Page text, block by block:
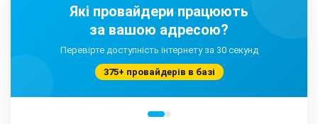
Які провайдери працюють
за вашою адресою?
Перевірте доступність інтернету за 30 секунд
375+ провайдерів в базі